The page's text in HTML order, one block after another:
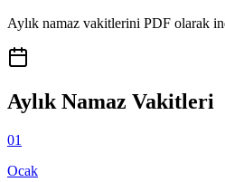
Aylık namaz vakitlerini PDF olarak
Aylık Namaz Vakitleri